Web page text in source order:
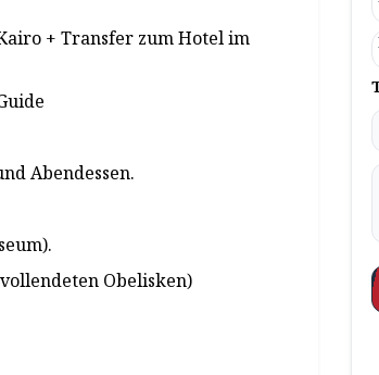
+ Transfer zum Hotel im
Abendessen.
Obelisken)